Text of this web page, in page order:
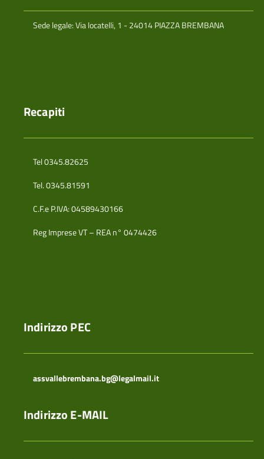
Sede legale: Via locatelli, 1 - 24014 PIAZZA BREMBANA
Recapiti
Tel 0345.82625
Tel. 0345.81591
C.F.e P.IVA: 04589430166
Reg Imprese VT – REA n° 0474426
Indirizzo PEC
assvallebrembana.bg@legalmail.it
Indirizzo E-MAIL